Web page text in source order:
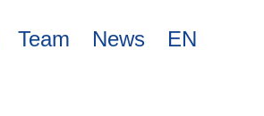
Team News EN